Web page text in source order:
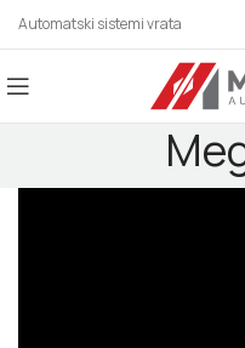
Automatski sistemi vrata